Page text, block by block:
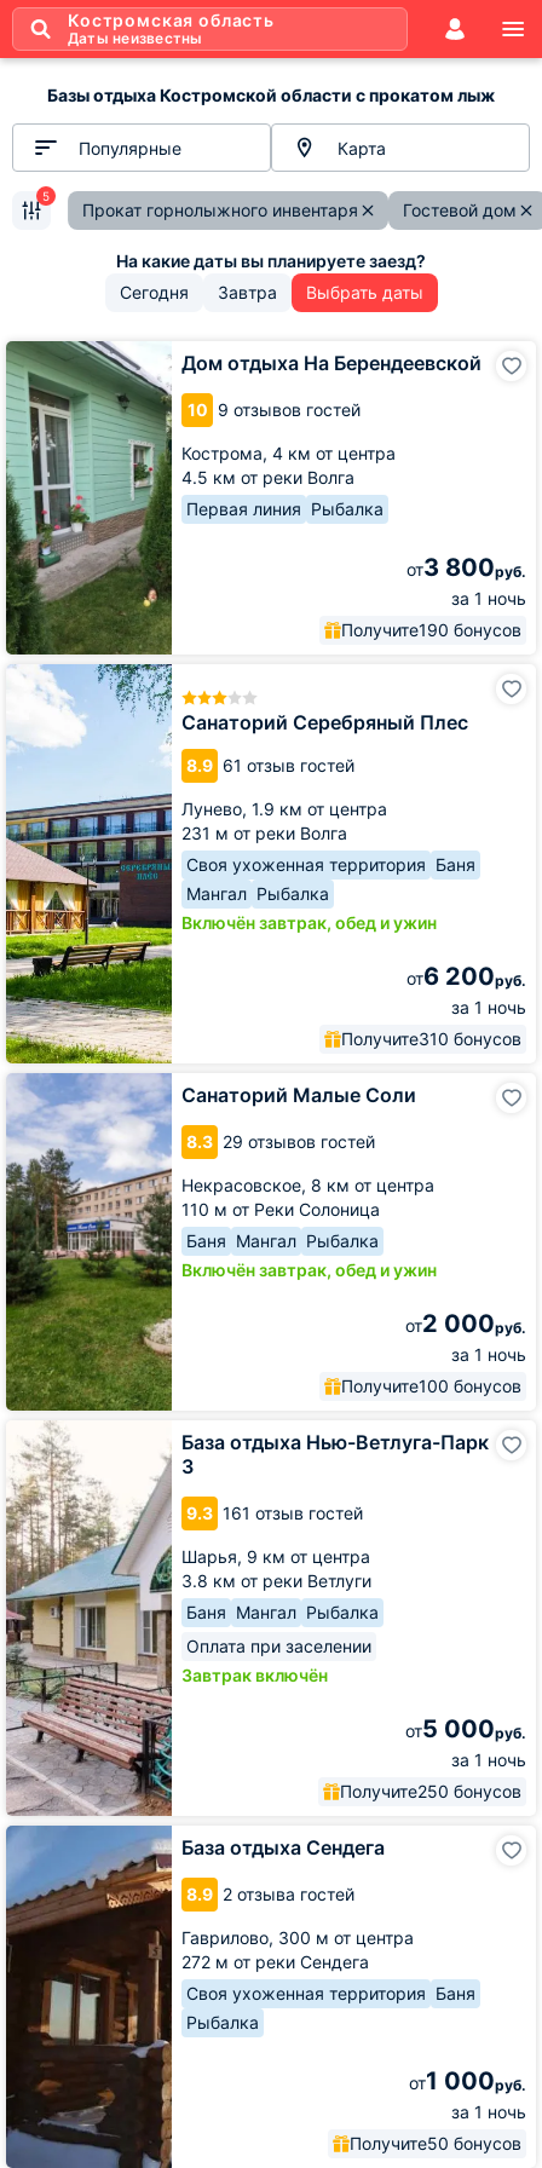
Костромская область
Даты неизвестны
Базы отдыха Костромской области с прокатом лыж
Популярные Карта
Прокат горнолыжного инвентаря Гостевой дом
5
Сегодня Завтра Выбрать даты
Дом отдыха На Берендеевской
10 9 отзывов гостей
Кострома, 4 км от центра
4.5 км от реки Волга
Первая линия Рыбалка
от3 800руб.
за 1 ночь
Получите190 бонусов
Дом
отдыха
На
Берендеевской
Санаторий Серебряный Плес
8.9 61 отзыв гостей
Лунево, 1.9 км от центра
231 м от реки Волга
Своя ухоженная территория Баня
Мангал Рыбалка
Включён завтрак, обед и ужин
от6 200руб.
за 1 ночь
Получите310 бонусов
Санаторий
Серебряный
Санаторий Малые Соли
8.3 29 отзывов гостей
Некрасовское, 8 км от центра
110 м от Реки Солоница
Баня Мангал Рыбалка
Включён завтрак, обед и ужин
от2 000руб.
за 1 ночь
Получите100 бонусов
Санаторий
Малые
Соли
База отдыха Нью-Ветлуга-Парк
3
9.3 161 отзыв гостей
Шарья, 9 км от центра
3.8 км от реки Ветлуги
Баня Мангал Рыбалка
Оплата при заселении
Завтрак включён
от5 000руб.
за 1 ночь
Получите250 бонусов
отдыха
Нью-
Ветлуга-
Парк
3
База отдыха Сендега
8.9 2 отзыва гостей
Гаврилово, 300 м от центра
272 м от реки Сендега
Своя ухоженная территория Баня
Рыбалка
от1 000руб.
за 1 ночь
Получите50 бонусов
База
Сендега